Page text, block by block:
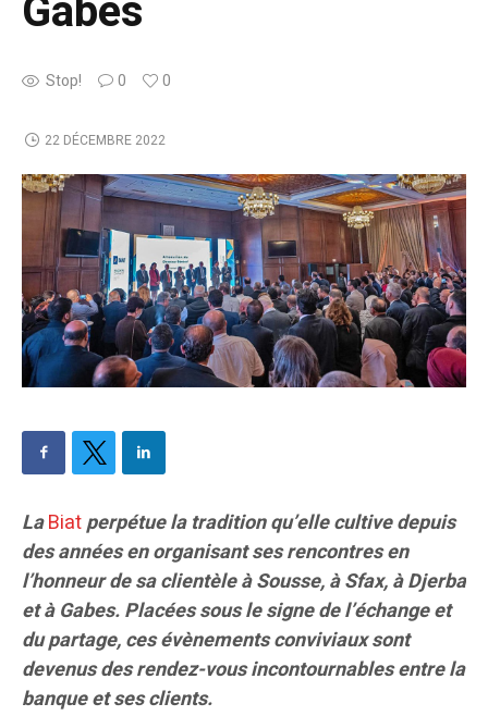
Stop! 0 0
22 DÉCEMBRE 2022
LaBiatperpétue la tradition qu’elle cultive depuis
des années en organisant ses rencontres en
l’honneur de sa clientèle à Sousse, à Sfax, à Djerba
et à Gabes. Placées sous le signe de l’échange et
du partage, ces évènements conviviaux sont
devenus des rendez-vous incontournables entre la
banque et ses clients.